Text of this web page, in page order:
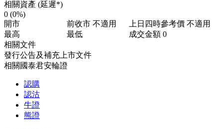
相關資產 (延遲*)
0 (0%)
開市
前收市 不適用 上日四時參考價 不適用
最高
最低 成交金額 0
相關文件
發行公告及補充上市文件
相關國泰君安輪證
認購
認沽
牛證
熊證